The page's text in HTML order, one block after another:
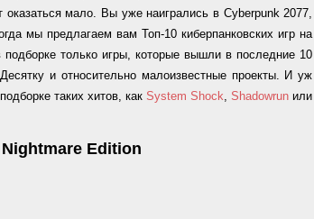
мало. Вы уже наигрались в Cyberpunk 2077,
мы предлагаем вам Топ-10 киберпанковских игр на
только игры, которые вышли в последние 10
и относительно малоизвестные проекты. И уж
таких хитов, какSystem Shock,Shadowrun или
Edition